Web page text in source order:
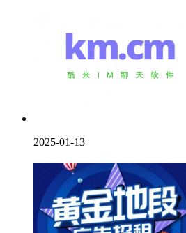
2025-01-13